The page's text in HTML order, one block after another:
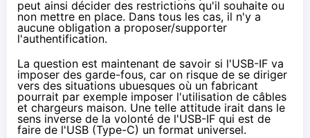
peut ainsi décider des restrictions qu'il souhaite ou
non mettre en place. Dans tous les cas, il n'y a
aucune obligation a proposer/supporter
l'authentification.
La question est maintenant de savoir si l'USB-IF va
imposer des garde-fous, car on risque de se diriger
vers des situations ubuesques où un fabricant
pourrait par exemple imposer l'utilisation de câbles
et chargeurs maison. Une telle attitude irait dans le
sens inverse de la volonté de l'USB-IF qui est de
faire de l'USB (Type-C) un format universel.